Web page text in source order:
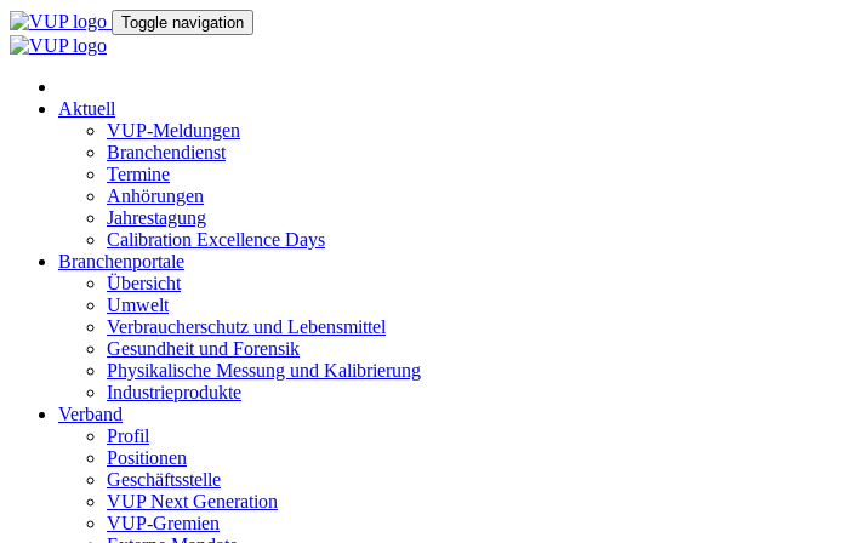
Toggle navigation
Aktuell
VUP-Meldungen
Branchendienst
Termine
Anhörungen
Jahrestagung
Calibration Excellence Days
Branchenportale
Übersicht
Umwelt
Verbraucherschutz und Lebensmittel
Gesundheit und Forensik
Physikalische Messung und Kalibrierung
Industrieprodukte
Verband
Profil
Positionen
Geschäftsstelle
VUP Next Generation
VUP-Gremien